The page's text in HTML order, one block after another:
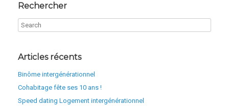
Rechercher
Articles récents
Binôme intergénérationnel
Cohabitage fête ses 10 ans !
Speed dating Logement intergénérationnel